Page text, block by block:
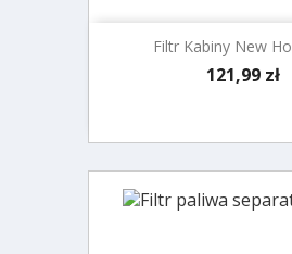
Filtr Kabiny New
Cena
121,99 zł